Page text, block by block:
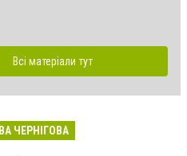
Всі матеріали тут
ЧЕРНІГОВА